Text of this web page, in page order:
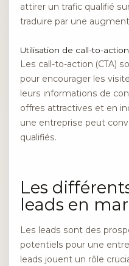
attirer un trafic qualifié
traduire par une
Utilisation de call-to-action
Les call-to-action (CTA)
pour encourager les
leurs informations de
offres attractives et en
une entreprise peut
qualifiés.
Les
leads en
Les leads sont des
potentiels pour une
leads jouent un rôle